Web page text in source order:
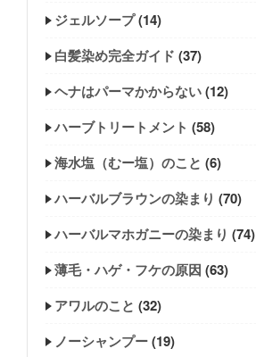
ジェルソープ(14)
白髪染め完全ガイド (37)
ヘナはパーマかからない(12)
ハーブトリートメント (58)
海水塩（むー塩）のこと (6)
ハーバルブラウンの染まり (70)
ハーバルマホガニーの染まり (74)
薄毛・ハゲ・フケの原因 (63)
アワルのこと (32)
ノーシャンプー(19)